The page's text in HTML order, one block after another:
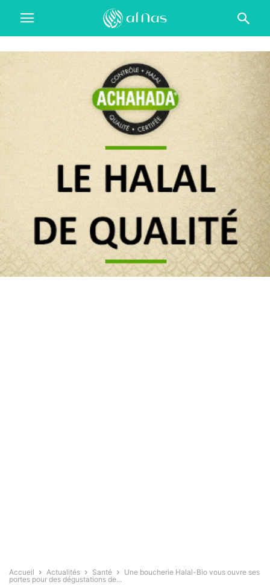
Accueil Actualités Santé
Une boucherie Halal-Bio vous ouvre ses
portes pour des dégustations de...